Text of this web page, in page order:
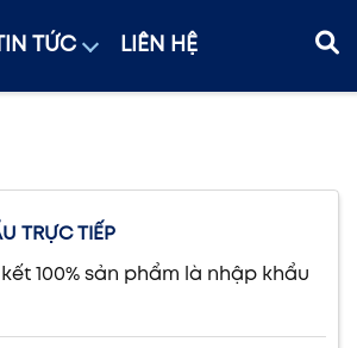
TIN TỨC LIÊN HỆ
TRỰC TIẾP
100% sản phẩm là nhập khẩu